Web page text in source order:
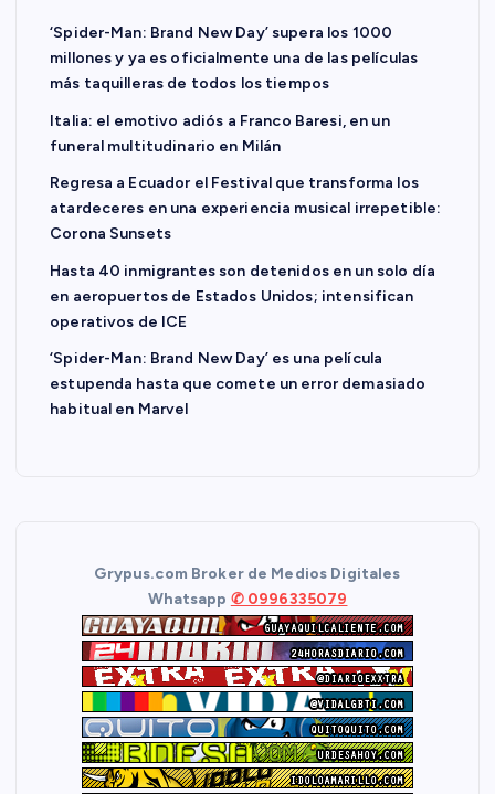
‘Spider-Man: Brand New Day’ supera los 1000
millones y ya es oficialmente una de las películas
más taquilleras de todos los tiempos
Italia: el emotivo adiós a Franco Baresi, en un
funeral multitudinario en Milán
Regresa a Ecuador el Festival que transforma los
atardeceres en una experiencia musical irrepetible:
Corona Sunsets
Hasta 40 inmigrantes son detenidos en un solo día
en aeropuertos de Estados Unidos; intensifican
operativos de ICE
‘Spider-Man: Brand New Day’ es una película
estupenda hasta que comete un error demasiado
habitual en Marvel
Grypus.com Broker de Medios Digitales
Whatsapp ✆ 0996335079